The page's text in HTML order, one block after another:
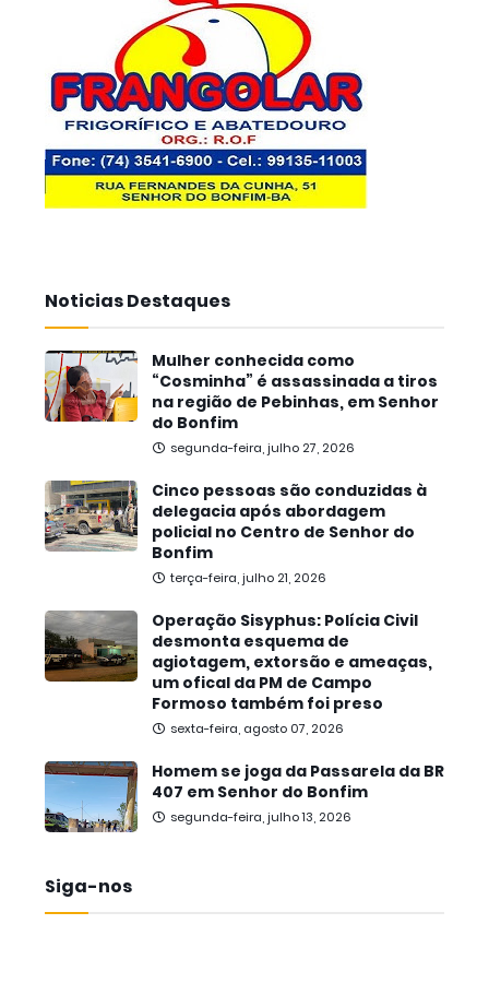
Noticias Destaques
Mulher conhecida como
“Cosminha” é assassinada a tiros
na região de Pebinhas, em Senhor
do Bonfim
segunda-feira, julho 27, 2026
Cinco pessoas são conduzidas à
delegacia após abordagem
policial no Centro de Senhor do
Bonfim
terça-feira, julho 21, 2026
Operação Sisyphus: Polícia Civil
desmonta esquema de
agiotagem, extorsão e ameaças,
um ofical da PM de Campo
Formoso também foi preso
sexta-feira, agosto 07, 2026
Homem se joga da Passarela da BR
407 em Senhor do Bonfim
segunda-feira, julho 13, 2026
Siga-nos